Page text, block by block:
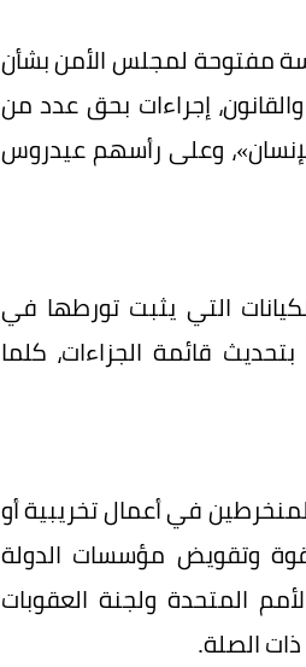
مفتوحة لمجلس الأمن بشأن
إجراءات بحق عدد من
وعلى رأسهم عيدروس
التي يثبت تورطها في
قائمة الجزاءات، كلما
في أعمال تخريبية أو
وتقويض مؤسسات الدولة
المتحدة ولجنة العقوبات
الصلة.